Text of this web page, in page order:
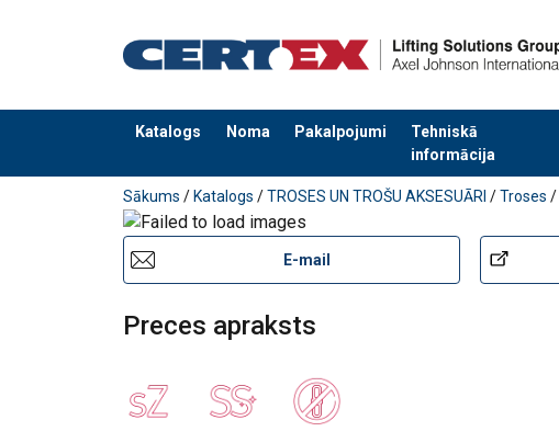
Katalogs Noma Pakalpojumi
Tehniskā
informācija
Pievienots jūsu pasūtījumam
Sākums / Katalogs /TROSES UN TROŠU AKSESUĀRI /Troses /
E-mail
Preces apraksts